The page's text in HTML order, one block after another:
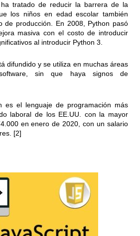
tratado de reducir la barrera de la
los niños en edad escolar también
de producción. En 2008, Python pasó
masiva con el costo de introducir
al introducir Python 3.
difundido y se utiliza en muchas áreas
sin que haya signos de
es el lenguaje de programación más
laboral de los EE.UU. con la mayor
en enero de 2020, con un salario
[2]